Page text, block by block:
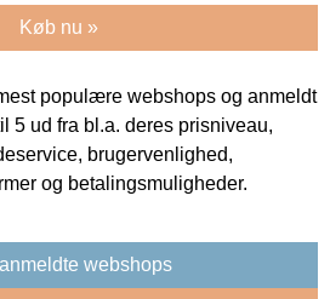
Køb nu »
populære webshops og anmeldt
5 ud fra bl.a. deres prisniveau,
brugervenlighed,
og betalingsmuligheder.
webshops